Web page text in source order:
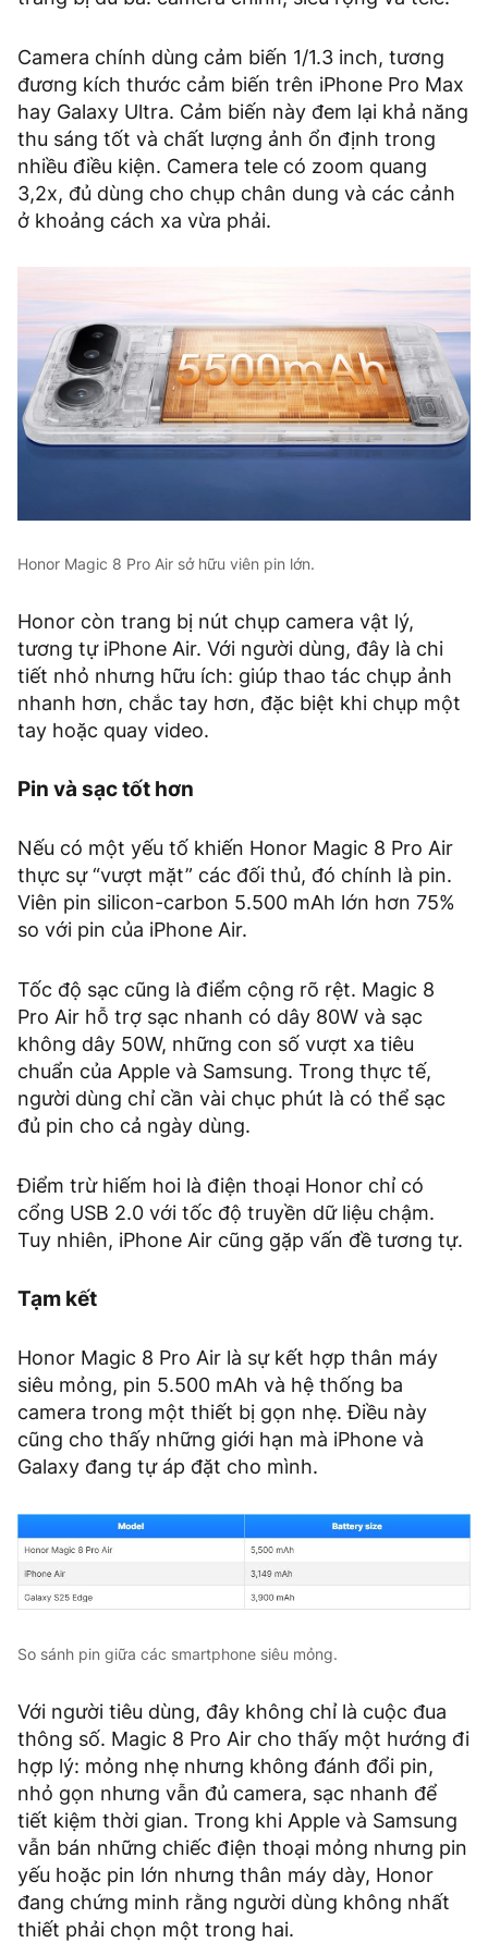
Camera chính dùng cảm biến 1/1.3 inch, tương
đương kích thước cảm biến trên iPhone Pro Max
hay Galaxy Ultra. Cảm biến này đem lại khả năng
thu sáng tốt và chất lượng ảnh ổn định trong
nhiều điều kiện. Camera tele có zoom quang
3,2x, đủ dùng cho chụp chân dung và các cảnh
ở khoảng cách xa vừa phải.
Honor Magic 8 Pro Air sở hữu viên pin lớn.
Honor còn trang bị nút chụp camera vật lý,
tương tự iPhone Air. Với người dùng, đây là chi
tiết nhỏ nhưng hữu ích: giúp thao tác chụp ảnh
nhanh hơn, chắc tay hơn, đặc biệt khi chụp một
tay hoặc quay video.
Pin và sạc tốt hơn
Nếu có một yếu tố khiến Honor Magic 8 Pro Air
thực sự “vượt mặt” các đối thủ, đó chính là pin.
Viên pin silicon-carbon 5.500 mAh lớn hơn 75%
so với pin của iPhone Air.
Tốc độ sạc cũng là điểm cộng rõ rệt. Magic 8
Pro Air hỗ trợ sạc nhanh có dây 80W và sạc
không dây 50W, những con số vượt xa tiêu
chuẩn của Apple và Samsung. Trong thực tế,
người dùng chỉ cần vài chục phút là có thể sạc
đủ pin cho cả ngày dùng.
Điểm trừ hiếm hoi là điện thoại Honor chỉ có
cổng USB 2.0 với tốc độ truyền dữ liệu chậm.
Tuy nhiên, iPhone Air cũng gặp vấn đề tương tự.
Tạm kết
Honor Magic 8 Pro Air là sự kết hợp thân máy
siêu mỏng, pin 5.500 mAh và hệ thống ba
camera trong một thiết bị gọn nhẹ. Điều này
cũng cho thấy những giới hạn mà iPhone và
Galaxy đang tự áp đặt cho mình.
So sánh pin giữa các smartphone siêu mỏng.
Với người tiêu dùng, đây không chỉ là cuộc đua
thông số. Magic 8 Pro Air cho thấy một hướng đi
hợp lý: mỏng nhẹ nhưng không đánh đổi pin,
nhỏ gọn nhưng vẫn đủ camera, sạc nhanh để
tiết kiệm thời gian. Trong khi Apple và Samsung
vẫn bán những chiếc điện thoại mỏng nhưng pin
yếu hoặc pin lớn nhưng thân máy dày, Honor
đang chứng minh rằng người dùng không nhất
thiết phải chọn một trong hai.